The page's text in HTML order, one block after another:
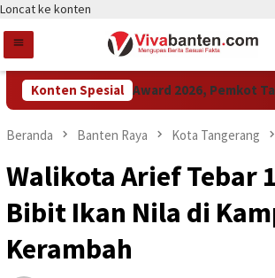
Loncat ke konten
Konten Spesial
Raih LPM Award 2026, Pemkot
Beranda Banten Raya Kota Tangerang
Walikota Arief Tebar
Bibit Ikan Nila di
Kerambah